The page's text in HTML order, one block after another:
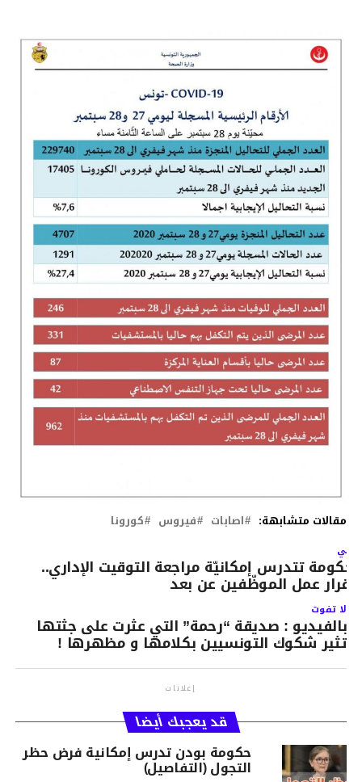
مقالات متشابهة: اصابات فيروس كورونا
تتدرس إمكانيّة مراجعة التوقيت الإداري..
عمل الموظّفين عن بعد
لا تفوت
بالفيديو : صديقة “رحمة” التي عثرت على جثتها
تثير شكوك التونسيين بكلامها و مظهرها !
إعلانات
قد يعجبك أيضا
حكومة بودن تدرس إمكانية فرض حظر
التجول (التفاصيل)